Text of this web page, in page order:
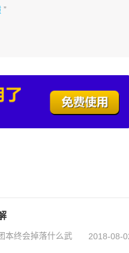
”
本终会掉落什么武
2018-08-